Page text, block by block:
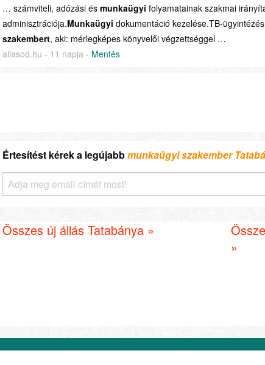
… számviteli, adózási és munkaügyi folyamatainak szakmai
adminisztrációja.Munkaügyi dokumentáció kezelése.TB-
szakembert, aki: mérlegképes könyvelői végzettséggel …
allasod.hu - 11 napja - Mentés
Értesítést kérek a legújabbmunkaügyi szakember
Összes új állás Tatabánya »
»
Adatkezelési tájékoztató Felhasználási feltételek